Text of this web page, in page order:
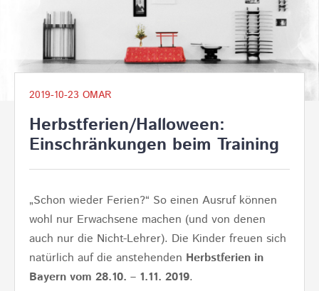
2019-10-23 OMAR
Herbstferien/Halloween:
Einschränkungen beim Training
„Schon wieder Ferien?“ So einen Ausruf können
wohl nur Erwachsene machen (und von denen
auch nur die Nicht-Lehrer). Die Kinder freuen sich
natürlich auf die anstehenden Herbstferien in
Bayern vom 28.10. – 1.11. 2019.